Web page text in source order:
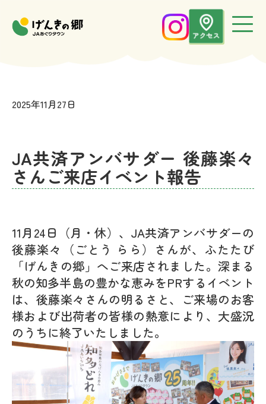
2025年11月27日
JA共済アンバサダー 後藤楽々
さんご来店イベント報告
11月24日（月・休）、JA共済アンバサダーの
後藤楽々（ごとう らら）さんが、ふたたび
「げんきの郷」へご来店されました。深まる
秋の知多半島の豊かな恵みをPRするイベント
は、後藤楽々さんの明るさと、ご来場のお客
様および出荷者の皆様の熱意により、大盛況
のうちに終了いたしました。